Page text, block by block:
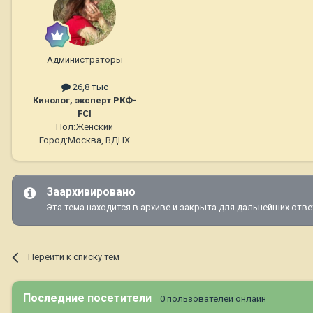
Администраторы
26,8 тыс
Кинолог, эксперт РКФ-
FCI
Пол:Женский
Город:Москва, ВДНХ
Заархивировано
Эта тема находится в архиве и закрыта для дальнейших
Перейти к списку тем
Последние посетители 0 пользователей онлайн